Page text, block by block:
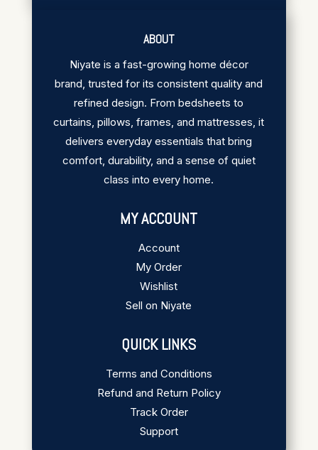
ABOUT
Niyate is a fast-growing home décor
brand, trusted for its consistent quality and
refined design. From bedsheets to
curtains, pillows, frames, and mattresses, it
delivers everyday essentials that bring
comfort, durability, and a sense of quiet
class into every home.
MY ACCOUNT
Account
My Order
Wishlist
Sell on Niyate
QUICK LINKS
Terms and Conditions
Refund and Return Policy
Track Order
Support